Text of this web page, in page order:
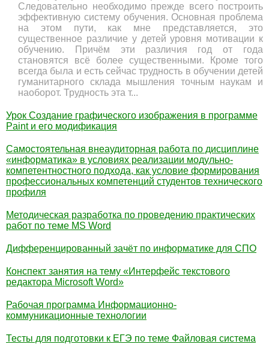
Следовательно необходимо прежде всего построить
эффективную систему обучения. Основная проблема
на этом пути, как мне представляется, это
существенное различие у детей уровня мотивации к
обучению. Причём эти различия год от года
становятся всё более существенными. Кроме того
всегда была и есть сейчас трудность в обучении детей
гуманитарного склада мышления точным наукам и
наоборот. Трудность эта т...
Урок Создание графического изображения в программе
Paint и его модификация
Самостоятельная внеаудиторная работа по дисциплине
«информатика» в условиях реализации модульно-
компетентностного подхода, как условие формирования
профессиональных компетенций студентов технического
профиля
Методическая разработка по проведению практических
работ по теме MS Word
Дифференцированный зачёт по информатике для СПО
Конспект занятия на тему «Интерфейс текстового
редактора Microsoft Word»
Рабочая программа Информационно-
коммуникационные технологии
Тесты для подготовки к ЕГЭ по теме Файловая система